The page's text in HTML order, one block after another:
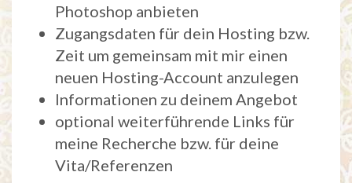
Photoshop anbieten
Zugangsdaten für dein Hosting bzw.
Zeit um gemeinsam mit mir einen
neuen Hosting-Account anzulegen
Informationen zu deinem Angebot
optional weiterführende Links für
meine Recherche bzw. für deine
Vita/Referenzen